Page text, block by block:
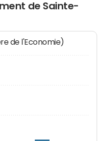
de Sainte-
de l'Economie)